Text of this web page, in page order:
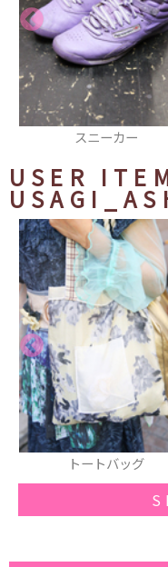
オフタートルニット
USER
ワンピース